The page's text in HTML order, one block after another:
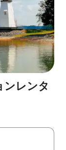
レンタ
って移動するか